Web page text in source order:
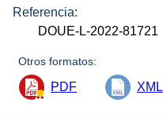
Referencia:
DOUE-L-2022-81721
Otros formatos:
PDF XML